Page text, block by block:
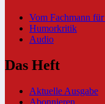
Vom Fachmann
Humorkritik
Audio
Das Heft
Aktuelle Ausgabe
Abonnieren